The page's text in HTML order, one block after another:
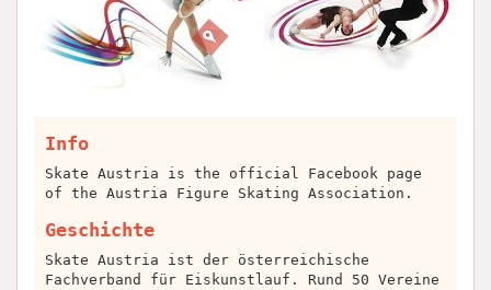
Info
Skate Austria is the official Facebook page
of the Austria Figure Skating Association.
Geschichte
Skate Austria ist der österreichische
Fachverband für Eiskunstlauf. Rund 50 Vereine